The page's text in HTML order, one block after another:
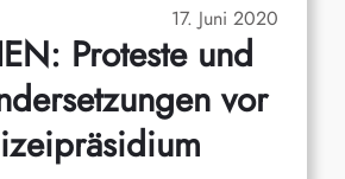
17. Juni 2020
Proteste und
vor